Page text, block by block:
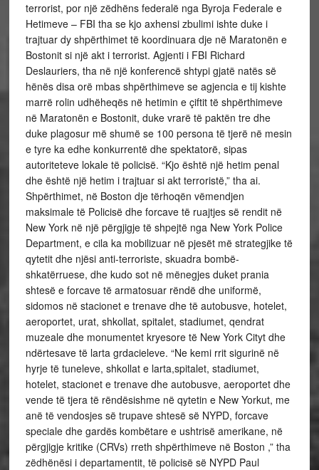
terrorist, por një zëdhëns federalë nga Byroja Federale e
Hetimeve – FBI tha se kjo axhensi zbulimi ishte duke i
trajtuar dy shpërthimet të koordinuara dje në Maratonën e
Bostonit si një akt i terrorist. Agjenti i FBI Richard
Deslauriers, tha në një konferencë shtypi gjatë natës së
hënës disa orë mbas shpërthimeve se agjencia e tij kishte
marrë rolin udhëheqës në hetimin e çiftit të shpërthimeve
në Maratonën e Bostonit, duke vrarë të paktën tre dhe
duke plagosur më shumë se 100 persona të tjerë në mesin
e tyre ka edhe konkurrentë dhe spektatorë, sipas
autoriteteve lokale të policisë. “Kjo është një hetim penal
dhe është një hetim i trajtuar si akt terroristë,” tha ai.
Shpërthimet, në Boston dje tërhoqën vëmendjen
maksimale të Policisë dhe forcave të ruajtjes së rendit në
New York në një përgjigje të shpejtë nga New York Police
Department, e cila ka mobilizuar në pjesët më strategjike të
qytetit dhe njësi anti-terroriste, skuadra bombë-
shkatërruese, dhe kudo sot në mënegjes duket prania
shtesë e forcave të armatosuar rëndë dhe uniformë,
sidomos në stacionet e trenave dhe të autobusve, hotelet,
aeroportet, urat, shkollat, spitalet, stadiumet, qendrat
muzeale dhe monumentet kryesore të New York Cityt dhe
ndërtesave të larta grdacieleve. “Ne kemi rrit sigurinë në
hyrje të tuneleve, shkollat e larta,spitalet, stadiumet,
hotelet, stacionet e trenave dhe autobusve, aeroportet dhe
vende të tjera të rëndësishme në qytetin e New Yorkut, me
anë të vendosjes së trupave shtesë së NYPD, forcave
speciale dhe gardës kombëtare e ushtrisë amerikane, në
përgjigje kritike (CRVs) rreth shpërthimeve në Boston ,” tha
zëdhënësi i departamentit, të policisë së NYPD Paul